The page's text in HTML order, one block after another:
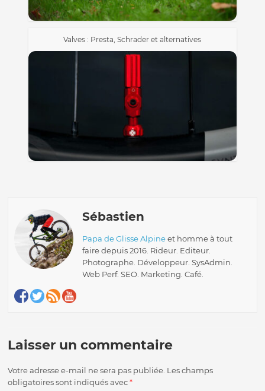
Valves : Presta, Schrader et alternatives
Sébastien
Papa de Glisse Alpineet homme à tout
faire depuis 2016. Rideur. Editeur.
Photographe. Développeur. SysAdmin.
Web Perf. SEO. Marketing. Café.
Laisser un commentaire
Votre adresse e-mail ne sera pas publiée. Les champs
obligatoires sont indiqués avec*